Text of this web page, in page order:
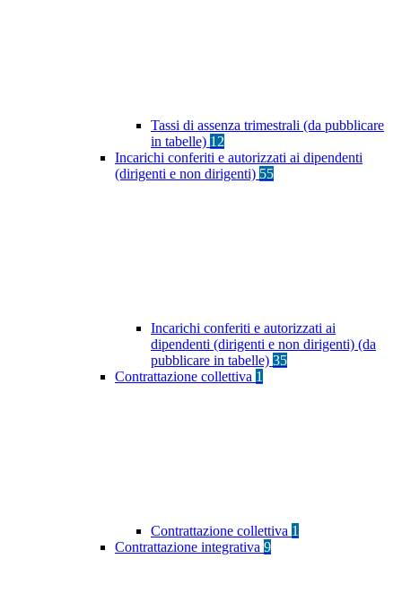
Tassi di assenza trimestrali (da pubblicare
in tabelle) 12
Incarichi conferiti e autorizzati ai dipendenti
(dirigenti e non dirigenti) 55
Incarichi conferiti e autorizzati ai
dipendenti (dirigenti e non dirigenti) (da
pubblicare in tabelle) 35
Contrattazione collettiva 1
Contrattazione collettiva 1
Contrattazione integrativa 9